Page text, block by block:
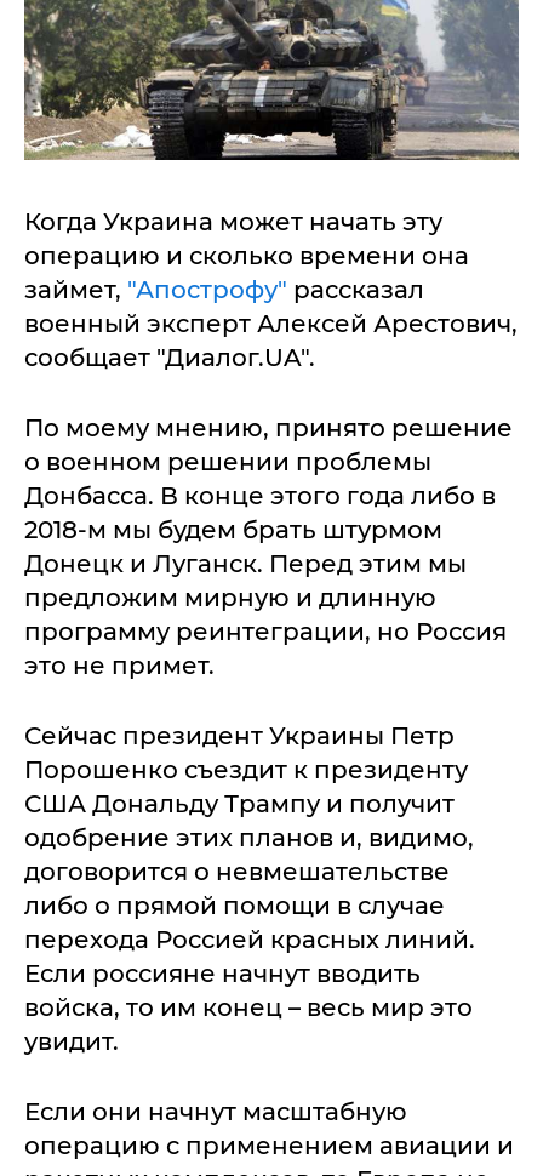
Когда Украина может начать эту
операцию и сколько времени она
займет, "Апострофу" рассказал
военный эксперт Алексей Арестович,
сообщает "Диалог.UA".
По моему мнению, принято решение
о военном решении проблемы
Донбасса. В конце этого года либо в
2018-м мы будем брать штурмом
Донецк и Луганск. Перед этим мы
предложим мирную и длинную
программу реинтеграции, но Россия
это не примет.
Сейчас президент Украины Петр
Порошенко съездит к президенту
США Дональду Трампу и получит
одобрение этих планов и, видимо,
договорится о невмешательстве
либо о прямой помощи в случае
перехода Россией красных линий.
Если россияне начнут вводить
войска, то им конец – весь мир это
увидит.
Если они начнут масштабную
операцию с применением авиации и